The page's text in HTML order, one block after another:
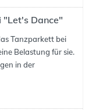
"Let's Dance"
Tanzparkett bei
Belastung für sie.
in der